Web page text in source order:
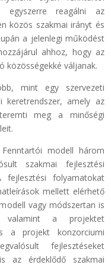
reagálni az
közös szakmai irányt és
a jelenlegi működést
ahhoz, hogy az
közösségekké váljanak.
mint egy szervezeti
keretrendszer, amely az
meg a minőségi
modell három
szakmai fejlesztési
fejlesztési folyamatokat
mellett elérhető
vagy módszertan is
valamint a projektet
a projekt konzorciumi
fejlesztéseket
az érdeklődő szakmai